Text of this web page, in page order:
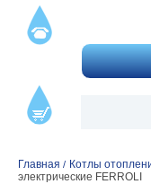
Главная / Котлы
электрические FERROLI